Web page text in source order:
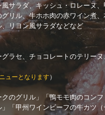
サラダ、キッシュ・ロレーヌ
リル、牛ホホ肉の赤ワイン煮
リヨン風サラダなどなど
ラセ、チョコレートのテリーヌ
ューとなります）
のグリル」「鴨モモ肉のコン
「甲州ワインビーフの牛カツ（